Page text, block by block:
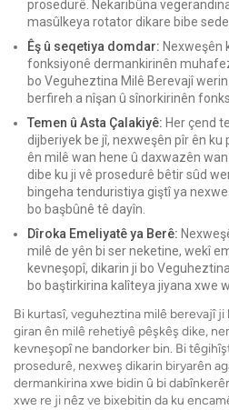
prosedurê. Nekaribûna
masûlkeya rotator dikare bibe
Êş û seqetiya domdar: Nexweşên
fonksiyonê dermankirinên
bo Veguheztina Milê Berevajî
berfireh a nîşan û sînorkirinên
Temen û Asta Çalakiyê: Her çend
dijberiyek be jî, nexweşên pîr ên
ên milê wan hene û daxwazên
dibe ku ji vê prosedurê bêtir sûd
bingeha tenduristiya giştî ya
bo başbûnê tê dayîn.
Dîroka Emeliyatê ya Berê:
milê de yên bi ser neketine, wekî
kevneşopî, dikarin ji bo
bo baştirkirina kalîteya jiyana xwe
Bi kurtasî, veguheztina milê berevajî
giran ên milê rehetiyê pêşkêş dike,
kevneşopî ne bandorker bin. Bi
prosedurê, nexweş dikarin biryarên
dermankirina xwe bidin û bi
xwe re ji nêz ve bixebitin da ku